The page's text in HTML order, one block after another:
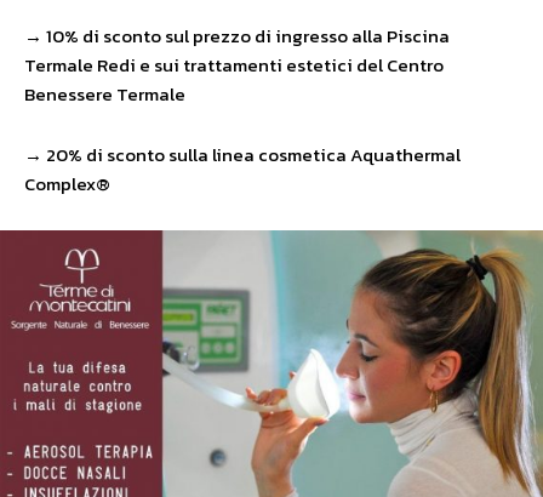
→ 10% di sconto sul prezzo di ingresso alla Piscina
Termale Redi e sui trattamenti estetici del Centro
Benessere Termale
→ 20% di sconto sulla linea cosmetica Aquathermal
Complex®